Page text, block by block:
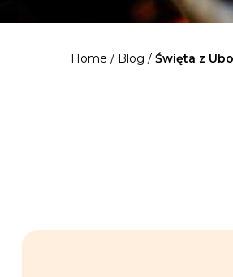
Home / Blog / Święta z